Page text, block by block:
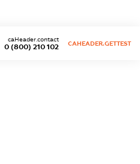
0 (800) 210 102
caHeader.contact
CAHEADER.GETTEST